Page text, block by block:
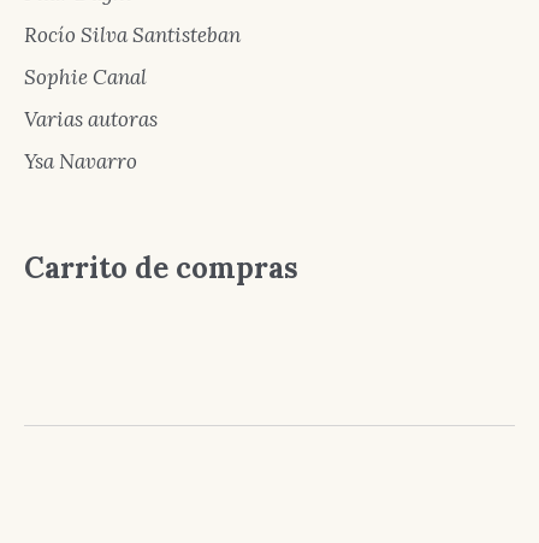
Rocío Silva Santisteban
Sophie Canal
Varias autoras
Ysa Navarro
Carrito de compras